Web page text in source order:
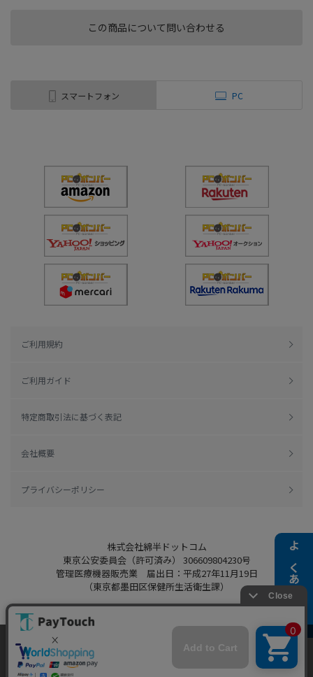
よくある質問
この商品について問い合わせる
スマートフォン PC
ご利用規約
ご利用ガイド
特定商取引法に基づく表記
会社概要
プライバシーポリシー
株式会社綿半ドットコム
東京公安委員会（許可済み） 306609804230号
管理医療機器販売業 届出日：平成27年11月19日
（東京都墨田区保健所生活衛生課）
Copyright 2022
Powered by Watahan Partners Co., Ltd.
当ウェブサイトでは、お客様により良いサービス
をご提供するため、クッキーを利用しています。
サイト利用を継続することにより、クッキーの使
同意する